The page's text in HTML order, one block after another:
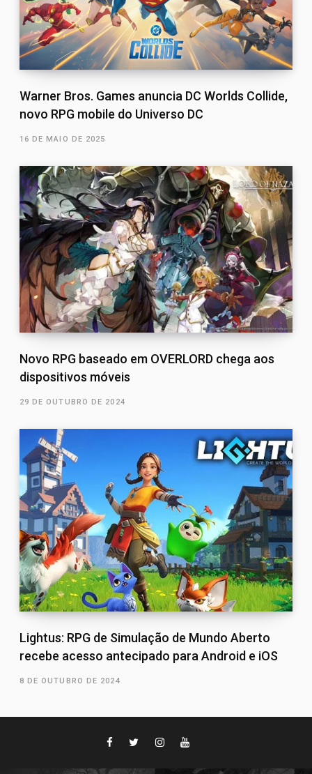
Warner Bros. Games anuncia DC Worlds Collide,
novo RPG mobile do Universo DC
16 DE MAIO DE 2025
Novo RPG baseado em OVERLORD chega aos
dispositivos móveis
29 DE OUTUBRO DE 2024
Lightus: RPG de Simulação de Mundo Aberto
recebe acesso antecipado para Android e iOS
8 DE OUTUBRO DE 2024